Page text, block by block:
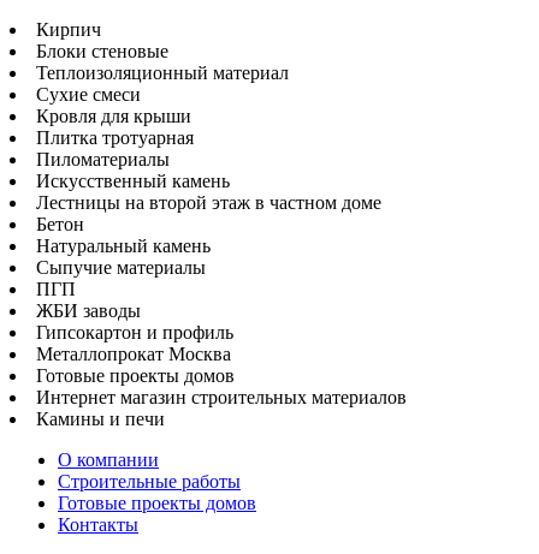
Кирпич
Блоки стеновые
Теплоизоляционный материал
Сухие смеси
Кровля для крыши
Плитка тротуарная
Пиломатериалы
Искусственный камень
Лестницы на второй этаж в частном доме
Бетон
Натуральный камень
Сыпучие материалы
ПГП
ЖБИ заводы
Гипсокартон и профиль
Металлопрокат Москва
Готовые проекты домов
Интернет магазин строительных материалов
Камины и печи
О компании
Строительные работы
Готовые проекты домов
Контакты